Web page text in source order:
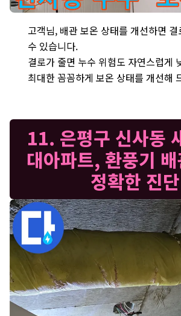
고객님, 배관 보온 상태를 개선하면 결
수 있습니다.
결로가 줄면 누수 위험도 자연스럽게
최대한 꼼꼼하게 보온 상태를 개선해
11. 은평구 신사동
대아파트, 환풍기
정확한 진단